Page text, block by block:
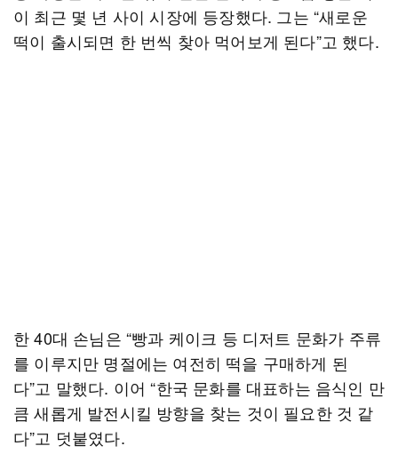
이 최근 몇 년 사이 시장에 등장했다. 그는 “새로운
떡이 출시되면 한 번씩 찾아 먹어보게 된다”고 했다.
한 40대 손님은 “빵과 케이크 등 디저트 문화가 주류
를 이루지만 명절에는 여전히 떡을 구매하게 된
다”고 말했다. 이어 “한국 문화를 대표하는 음식인 만
큼 새롭게 발전시킬 방향을 찾는 것이 필요한 것 같
다”고 덧붙였다.